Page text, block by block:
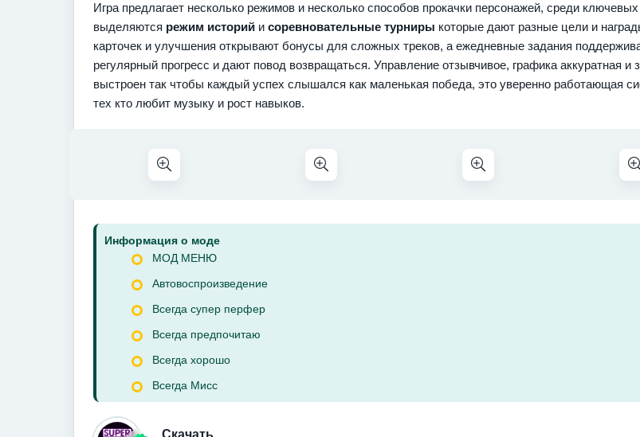
Игра предлагает несколько режимов и несколько способов прокачки персонажей, среди
выделяются режим историй и соревновательные турниры которые дают разные цели и
карточек и улучшения открывают бонусы для сложных треков, а ежедневные задания
регулярный прогресс и дают повод возвращаться. Управление отзывчивое, графика аккуратная и
выстроен так чтобы каждый успех слышался как маленькая победа, это уверенно работающая
тех кто любит музыку и рост навыков.
Информация о моде
МОД МЕНЮ
Автовоспроизведение
Всегда супер перфер
Всегда предпочитаю
Всегда хорошо
Всегда Мисс
Скачать